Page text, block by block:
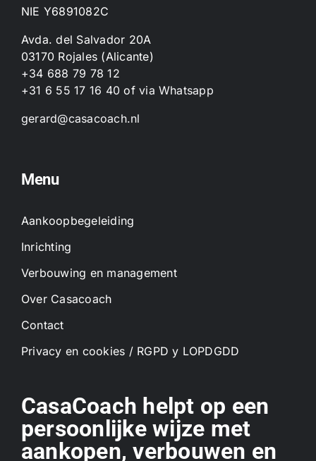
NIE Y6891082C
Avda. del Salvador 20A
03170 Rojales (Alicante)
+34 688 79 78 12
+31 6 55 17 16 40 ofvia Whatsapp
gerard@casacoach.nl
Menu
Aankoopbegeleiding
Inrichting
Verbouwing en management
Over Casacoach
Contact
Privacy en cookies / RGPD y LOPDGDD
CasaCoach helpt op een
persoonlijke wijze met
aankopen, verbouwen en